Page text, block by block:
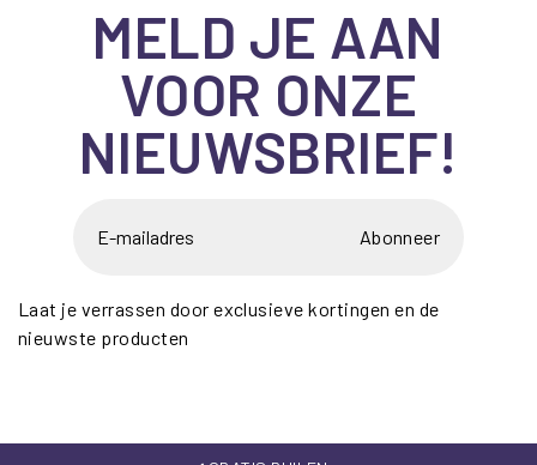
MELD JE AAN
VOOR ONZE
NIEUWSBRIEF!
Abonneer
Laat je verrassen door exclusieve kortingen en de
nieuwste producten